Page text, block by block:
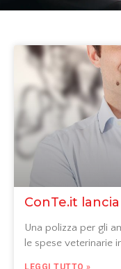
ConTe.it
Una polizza per gli
le spese veterinarie
LEGGI TUTTO »